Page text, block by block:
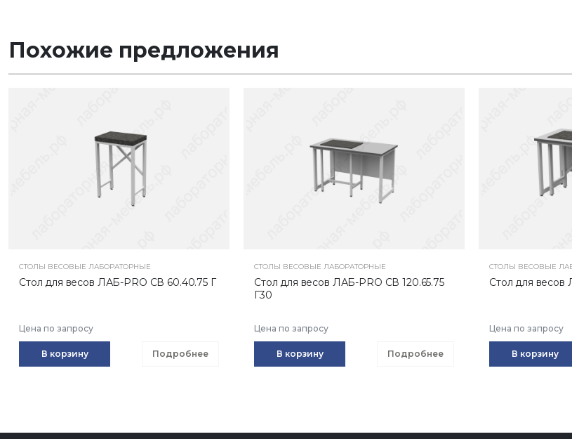
Похожие предложения
СТОЛЫ ВЕСОВЫЕ ЛАБОРАТОРНЫЕ
Стол для весов ЛАБ-PRO СВ 60.40.75 Г
Цена по запросу
В корзину Подробнее
СТОЛЫ ВЕСОВЫЕ ЛАБОРАТОРНЫЕ
Стол для весов ЛАБ-PRO СВ 120.65.75
Г30
Цена по запросу
В корзину Подробнее
СТОЛЫ ВЕСОВЫЕ
Стол для весов
Цена по запросу
В корзину